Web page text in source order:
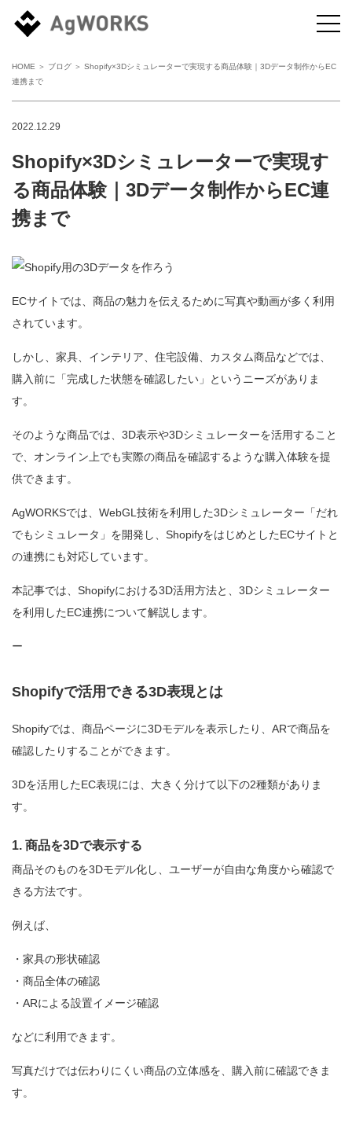
HOME ＞ ブログ ＞ Shopify×3Dシミュレーターで実現する商品体験｜3Dデータ制作からEC
連携まで
2022.12.29
Shopify×3Dシミュレーターで実現す
る商品体験｜3Dデータ制作からEC連
携まで
ECサイトでは、商品の魅力を伝えるために写真や動画が多く利用
されています。
しかし、家具、インテリア、住宅設備、カスタム商品などでは、
購入前に「完成した状態を確認したい」というニーズがありま
す。
そのような商品では、3D表示や3Dシミュレーターを活用すること
で、オンライン上でも実際の商品を確認するような購入体験を提
供できます。
AgWORKSでは、WebGL技術を利用した3Dシミュレーター「だれ
でもシミュレータ」を開発し、ShopifyをはじめとしたECサイトと
の連携にも対応しています。
本記事では、Shopifyにおける3D活用方法と、3Dシミュレーター
を利用したEC連携について解説します。
ー
Shopifyで活用できる3D表現とは
Shopifyでは、商品ページに3Dモデルを表示したり、ARで商品を
確認したりすることができます。
3Dを活用したEC表現には、大きく分けて以下の2種類がありま
す。
1. 商品を3Dで表示する
商品そのものを3Dモデル化し、ユーザーが自由な角度から確認で
きる方法です。
例えば、
・家具の形状確認
・商品全体の確認
・ARによる設置イメージ確認
などに利用できます。
写真だけでは伝わりにくい商品の立体感を、購入前に確認できま
す。